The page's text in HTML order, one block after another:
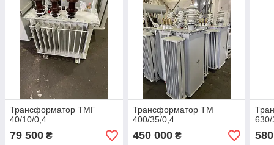
Трансформатор ТМГ
40/10/0,4
79 500 ₴
Трансформатор ТМ
400/35/0,4
450 000₴